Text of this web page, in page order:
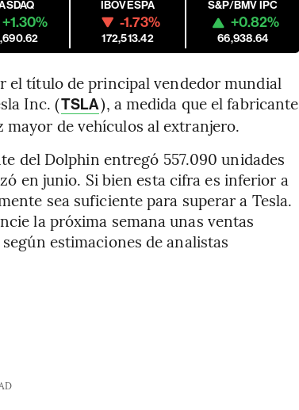
+1.30%
IBOVESPA
-1.73%
172,513.42
S&P/BMV IPC
+0.82%
66,938.64
el título de principal vendedor mundial
Inc. (TSLA), a medida que el fabricante
de vehículos al extranjero.
del Dolphin entregó 557.090 unidades
en junio. Si bien esta cifra es inferior a
sea suficiente para superar a Tesla.
la próxima semana unas ventas
estimaciones de analistas